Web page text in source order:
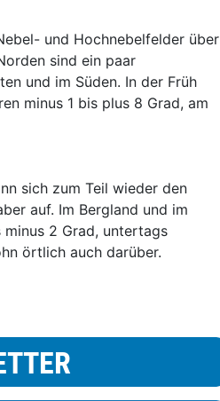
und Hochnebelfelder über
sind ein paar
und im Süden. In der Früh
minus 1 bis plus 8 Grad, am
sich zum Teil wieder den
auf. Im Bergland und im
minus 2 Grad, untertags
örtlich auch darüber.